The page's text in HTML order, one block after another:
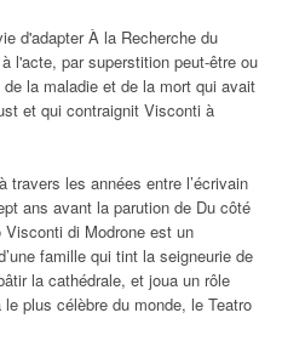
d'adapter À la Recherche du
l'acte, par superstition peut-être ou
la maladie et de la mort qui avait
et qui contraignit Visconti à
travers les années entre l’écrivain
ans avant la parution de Du côté
di Modrone est un
famille qui tint la seigneurie de
la cathédrale, et joua un rôle
le plus célèbre du monde, le Teatro